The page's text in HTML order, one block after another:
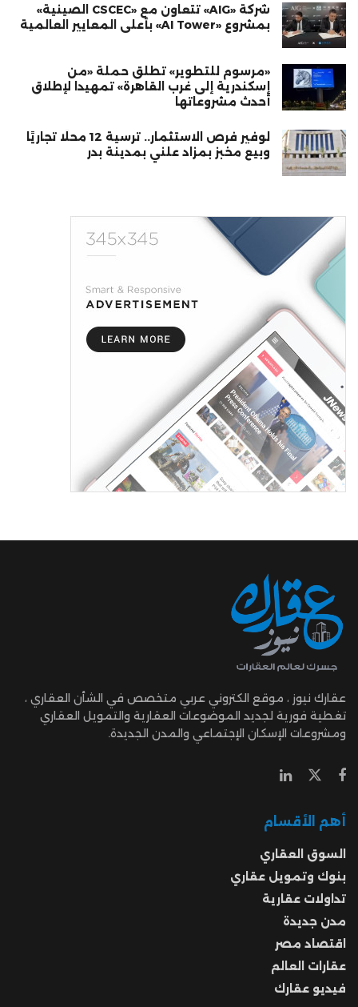
شركة «AIG» تتعاون مع «CSCEC الصينية»
بمشروع «AI Tower» بأعلى المعايير العالمية
«مرسوم للتطوير» تطلق حملة «من
إسكندرية إلى غرب القاهرة» تمهيدا لإطلاق
أحدث مشروعاتها
لوفير فرص الاستثمار.. ترسية 12 محلًا تجاريًا
وبيع مخبز بمزاد علني بمدينة بدر
عقارك نيوز ، موقع الكتروني عربي متخصص في الشأن العقاري ،
تغطية فورية لجديد الموضوعات العقارية والتمويل العقاري
ومشروعات الإسكان الإجتماعي والمدن الجديدة.
أهم الأقسام
السوق العقاري
بنوك وتمويل عقاري
تداولات عقارية
مدن جديدة
اقتصاد مصر
عقارات العالم
فيديو عقارك